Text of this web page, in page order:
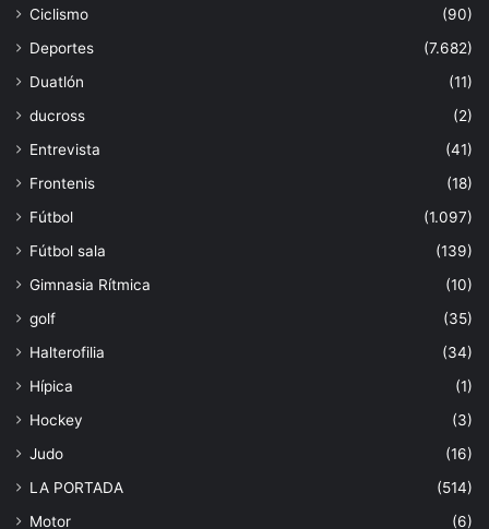
Ciclismo
(90)
Deportes
(7.682)
Duatlón
(11)
ducross
(2)
Entrevista
(41)
Frontenis
(18)
Fútbol
(1.097)
Fútbol sala
(139)
Gimnasia Rítmica
(10)
golf
(35)
Halterofilia
(34)
Hípica
(1)
Hockey
(3)
Judo
(16)
LA PORTADA
(514)
Motor
(6)